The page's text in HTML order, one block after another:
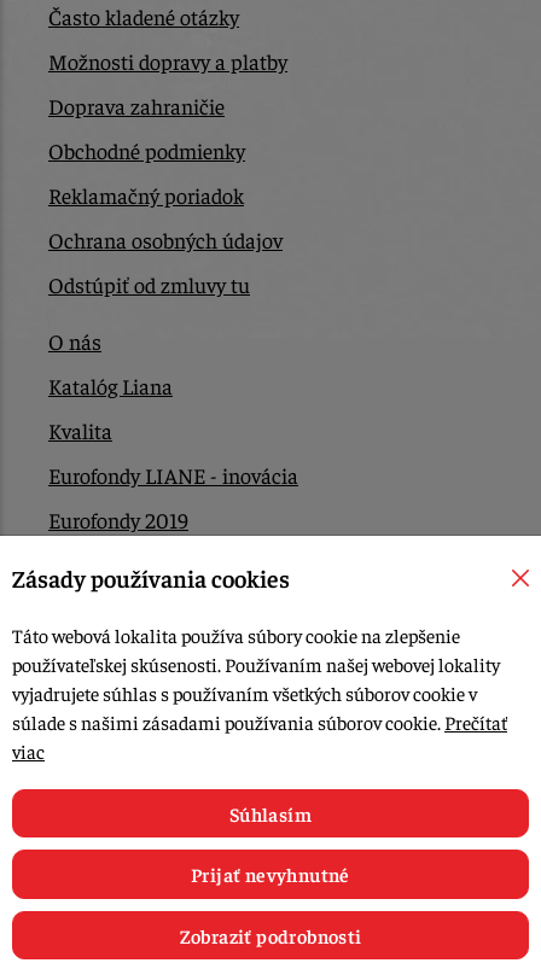
Často kladené otázky
Možnosti dopravy a platby
Doprava zahraničie
Obchodné podmienky
Reklamačný poriadok
Ochrana osobných údajov
Odstúpiť od zmluvy tu
O nás
Katalóg Liana
Kvalita
Eurofondy LIANE - inovácia
Eurofondy 2019
Eurofondy 2022/2023
Kontakt
© 2015-2026, LIANA GOLIAŠ s.r.o. všetky práva vyhradené.
Upraviť nastavenia Cookies
Zásady používania cookies
Táto webová lokalita používa súbory cookie na zlepšenie
používateľskej skúsenosti. Používaním našej webovej lokality
vyjadrujete súhlas s používaním všetkých súborov cookie v
súlade s našimi zásadami používania súborov cookie. Prečítať
viac
Súhlasím
Prijať nevyhnutné
Zobraziť podrobnosti